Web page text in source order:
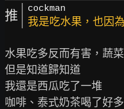
推 cockman
我是吃水果，也因
水果吃多反而有害，蔬
但是知道歸知道
我還是西瓜吃了一堆
咖啡、泰式奶茶喝了好